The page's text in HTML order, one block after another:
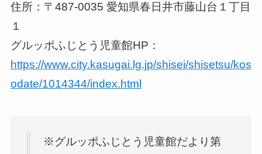
住所：〒487-0035 愛知県春日井市藤山台１丁目
１
グルッポふじとう児童館HP：
https://www.city.kasugai.lg.jp/shisei/shisetsu/kos
odate/1014344/index.html
※グルッポふじとう児童館だより第